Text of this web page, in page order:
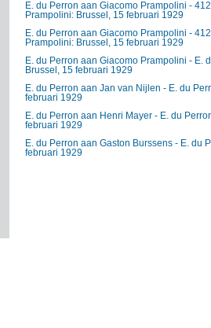
E. du Perron aan Giacomo Prampolini -
Prampolini: Brussel, 15 februari 1929
E. du Perron aan Giacomo Prampolini -
Prampolini: Brussel, 15 februari 1929
E. du Perron aan Giacomo Prampolini - E.
Brussel, 15 februari 1929
E. du Perron aan Jan van Nijlen - E. du
februari 1929
E. du Perron aan Henri Mayer - E. du
februari 1929
E. du Perron aan Gaston Burssens - E. du
februari 1929